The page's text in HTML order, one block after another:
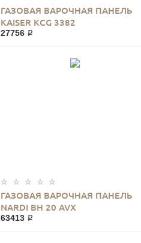
ГАЗОВАЯ ВАРОЧНАЯ ПАНЕЛЬ
KAISER KCG 3382
27756 ₽
ГАЗОВАЯ ВАРОЧНАЯ ПАНЕЛЬ
NARDI BH 20 AVX
63413 ₽